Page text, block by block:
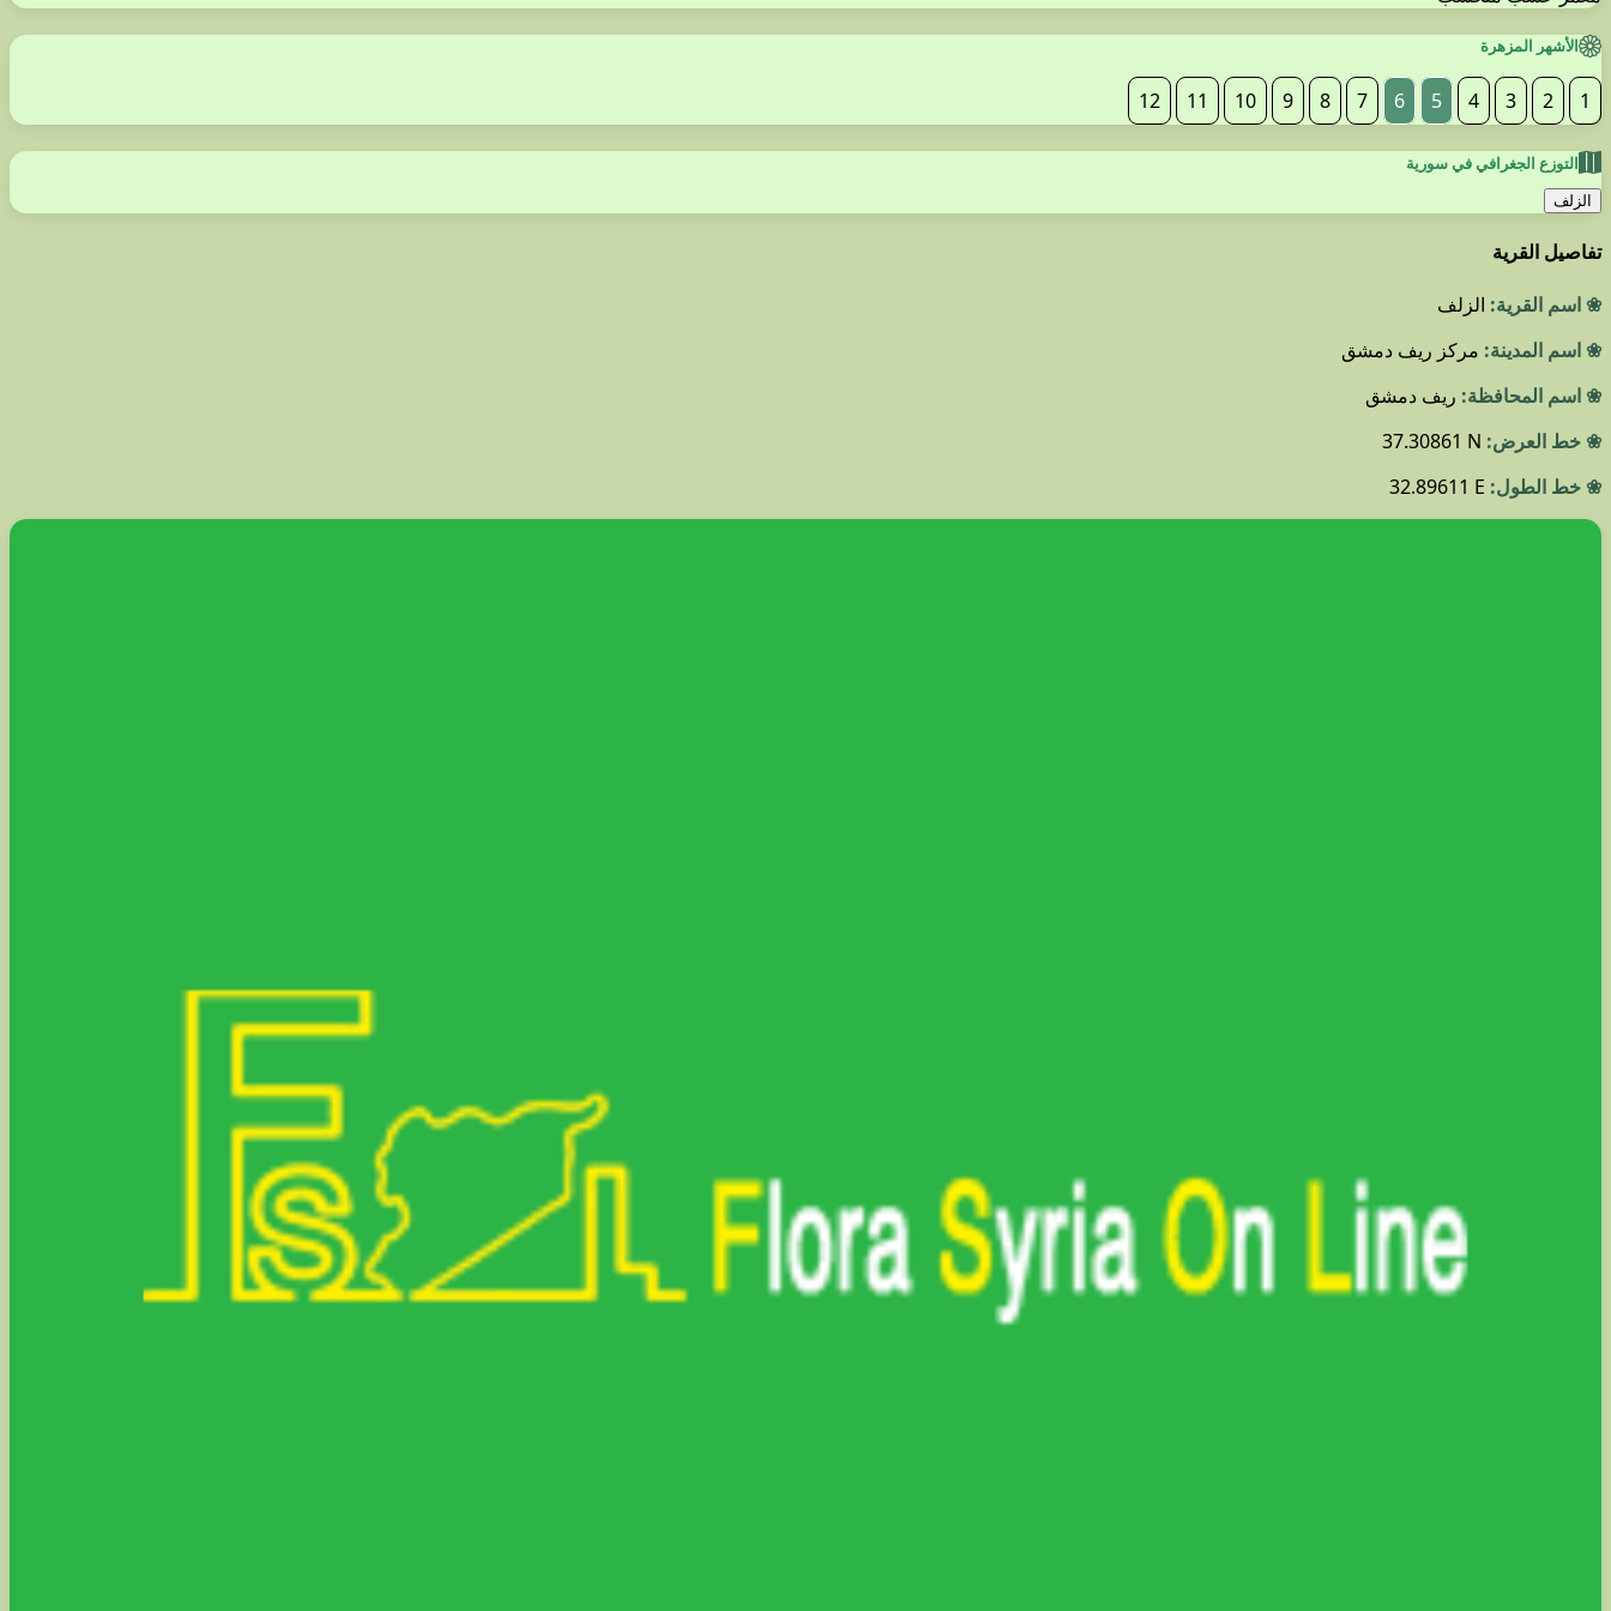
الأشهر المزهرة
1
2
3
4
5
6
7
8
9
10
11
12
التوزع الجغرافي في سورية
الزلف
تفاصيل القرية
❀ اسم القرية: الزلف
❀ اسم المدينة: مركز ريف دمشق
❀ اسم المحافظة: ريف دمشق
❀ خط العرض: 37.30861 N
❀ خط الطول: 32.89611 E